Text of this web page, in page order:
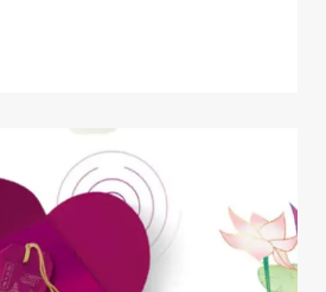
太空港出发，飞往太